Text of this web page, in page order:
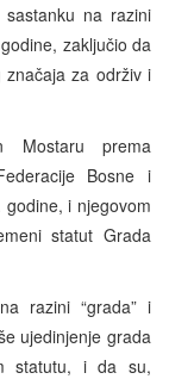
na razini
zaključio da
za održiv i
Mostaru prema
Bosne i
i njegovom
statut Grada
razini “grada” i
ujedinjenje grada
statutu, i da su,